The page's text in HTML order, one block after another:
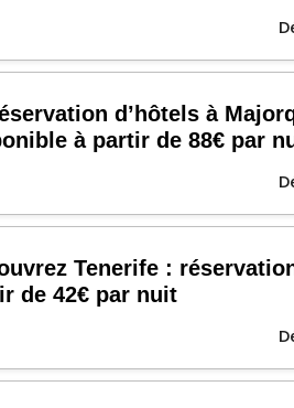
d’hôtels à
à partir de 88€ par
Tenerife :
de 42€ par nuit